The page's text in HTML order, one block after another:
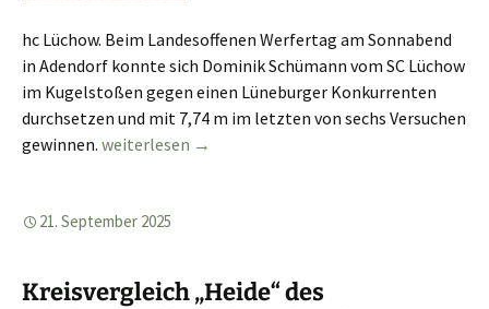
hc Lüchow. Beim Landesoffenen Werfertag am Sonnabend
in Adendorf konnte sich Dominik Schümann vom SC Lüchow
im Kugelstoßen gegen einen Lüneburger Konkurrenten
durchsetzen und mit 7,74 m im letzten von sechs Versuchen
gewinnen. Werfertag in Adendorf
weiterlesen →
21. September 2025
Kreisvergleich „Heide“ des